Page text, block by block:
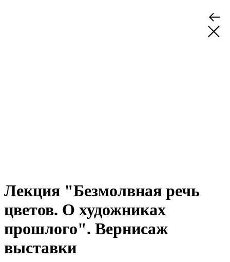
Лекция "Безмолвная речь
цветов. О художниках
прошлого". Вернисаж
выставки